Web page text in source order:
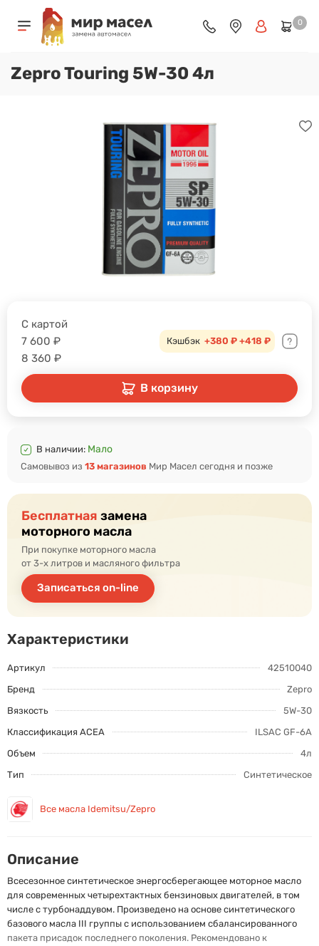
0
Zepro Touring 5W-30 4л
Характеристики
Артикул
42510040
Бренд
Zepro
Вязкость
5W-30
Классификация ACEA
ILSAC GF-6A
Объем
4л
Тип
Синтетическое
Все масла Idemitsu/Zepro
Описание
Всесезонное синтетическое энергосберегающее моторное масло
для современных четырехтактных бензиновых двигателей, в том
числе с турбонаддувом. Произведено на основе синтетического
базового масла III группы с использованием сбалансированного
пакета присадок последнего поколения. Рекомендовано к
С картой
7 600 ₽
8 360 ₽
Кэшбэк +380 ₽ +418 ₽
В корзину
В наличии: Мало
Самовывоз из 13 магазинов Мир Масел сегодня и позже
Бесплатная замена
моторного масла
При покупке моторного масла
от 3-х литров и масляного фильтра
Записаться on-line